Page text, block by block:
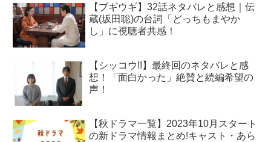
【ブギウギ】32話ネタバレと感想｜伝
蔵(坂田聡)の台詞「どっちもまやか
し」に視聴者共感！
【シッコウ!!】最終回のネタバレと感
想！「面白かった」絶賛と続編希望の
声！
【秋ドラマ一覧】2023年10月スタート
の新ドラマ情報まとめ!キャスト・あら